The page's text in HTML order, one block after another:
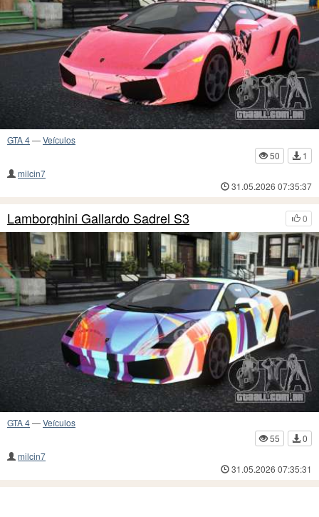
GTA 4—Veículos
50
1
milcin7
31.05.2026 07:35:37
0
Lamborghini Gallardo Sadrel S3
GTA 4—Veículos
55
0
milcin7
31.05.2026 07:35:31